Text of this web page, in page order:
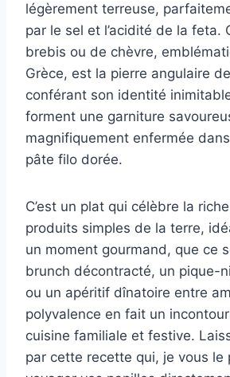
légèrement terreuse,
par le sel et l’acidité de la feta.
brebis ou de chèvre,
Grèce, est la pierre angulaire
conférant son identité
forment une garniture
magnifiquement enfermée
pâte filo dorée.
C’est un plat qui célèbre la
produits simples de la terre,
un moment gourmand, que ce
brunch décontracté, un pique-
ou un apéritif dînatoire entre
polyvalence en fait un
cuisine familiale et festive.
par cette recette qui, je vous le